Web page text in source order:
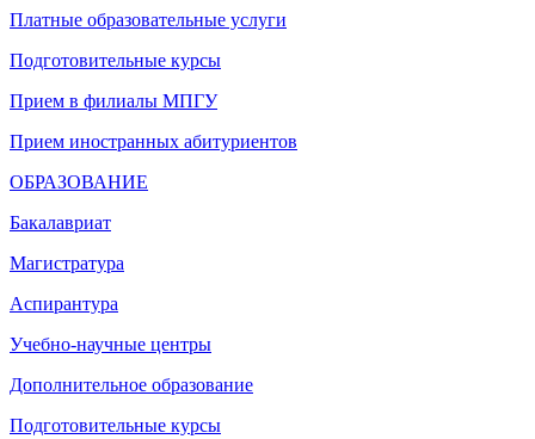
Платные образовательные услуги
Подготовительные курсы
Прием в филиалы МПГУ
Прием иностранных абитуриентов
ОБРАЗОВАНИЕ
Бакалавриат
Магистратура
Аспирантура
Учебно-научные центры
Дополнительное образование
Подготовительные курсы